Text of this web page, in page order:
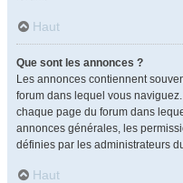
Haut
Que sont les annonces ?
Les annonces contiennent
forum dans lequel vous
chaque page du forum dans
annonces générales, les
définies par les administrateurs
Haut